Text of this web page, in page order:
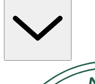
Förvara i
skyddad från direkt
OK för gravida och